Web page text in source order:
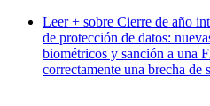
Leer + sobre Cierre de año
de protección de datos:
biométricos y sanción a una
correctamente una brecha de